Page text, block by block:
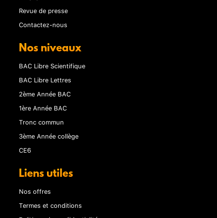
Revue de presse
Contactez-nous
Nos niveaux
BAC Libre Scientifique
BAC Libre Lettres
2ème Année BAC
1ère Année BAC
Tronc commun
3ème Année collège
CE6
Liens utiles
Nos offres
Termes et conditions